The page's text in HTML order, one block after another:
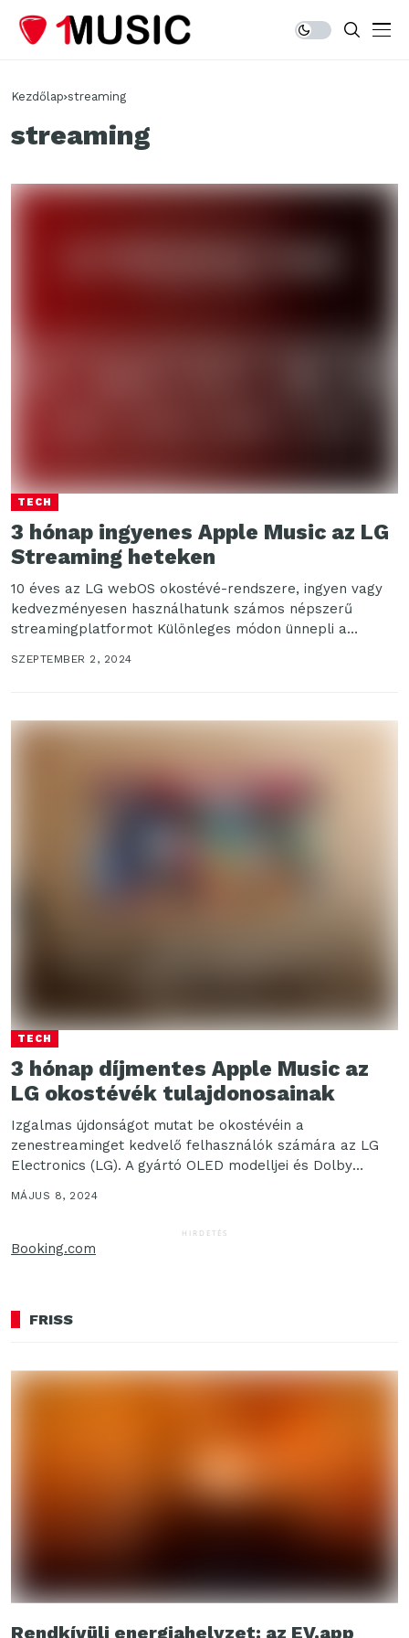
Kezdőlap streaming
streaming
TECH
3 hónap ingyenes Apple Music az LG
Streaming heteken
10 éves az LG webOS okostévé-rendszere, ingyen vagy
kedvezményesen használhatunk számos népszerű
streamingplatformot Különleges módon ünnepli a
évfordulóját az...
SZEPTEMBER 2, 2024
TECH
3 hónap díjmentes Apple Music az
LG okostévék tulajdonosainak
Izgalmas újdonságot mutat be okostévéin a
zenestreaminget kedvelő felhasználók számára az LG
Electronics (LG). A gyártó OLED modelljei és Dolby
Atmos® funkcióval[1] ellátott QNED...
MÁJUS 8, 2024
HIRDETÉS
Booking.com
FRISS
Rendkívüli energiahelyzet: az EV.app